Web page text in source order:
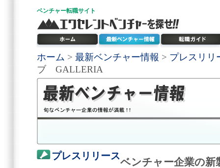
ベンチャー転職サイト
ホーム > 最新ベンチャー情報 > プレスリリ
ブ GALLERIA
プレスリリース
ベンチャー企業の新